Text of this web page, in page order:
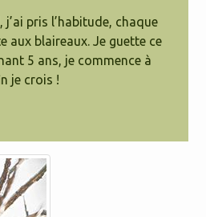
pris l’habitude, chaque
aux blaireaux. Je guette ce
5 ans, je commence à
je crois !